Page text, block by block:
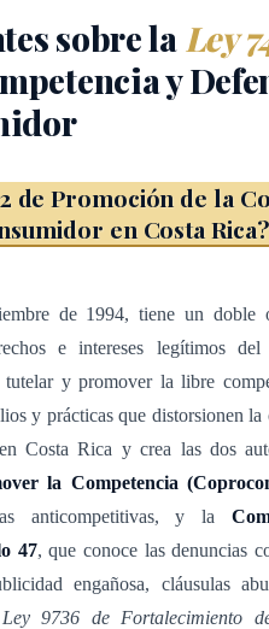
Ley tienen el sentido y los
o de derecho, pública o
vendedor, oferente o demandante
que, como destinatario
propuestas para ello. También
definidos en el Reglamento de
en los procesos para producir,
sobre la Ley
y
de Promoción de la
en Costa Rica?
de 1994, tiene un doble
e intereses legítimos del
tutelar y promover la libre
y prácticas que distorsionen
Costa Rica y crea las dos
la Competencia
anticompetitivas, y la
47, que conoce las denuncias
engañosa, cláusulas
Ley 9736 de Fortalecimiento